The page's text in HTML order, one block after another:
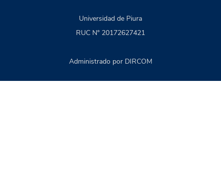
Universidad de Piura
RUC N° 20172627421
Administrado por DIRCOM